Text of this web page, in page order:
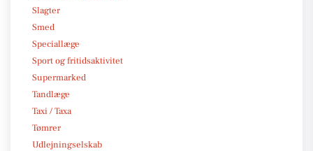
Slagter
Smed
Speciallæge
Sport og fritidsaktivitet
Supermarked
Tandlæge
Taxi / Taxa
Tømrer
Udlejningselskab